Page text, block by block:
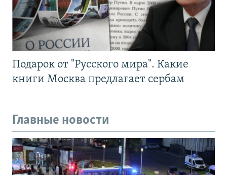
Подарок от "Русского мира". Какие
книги Москва предлагает сербам
Главные новости